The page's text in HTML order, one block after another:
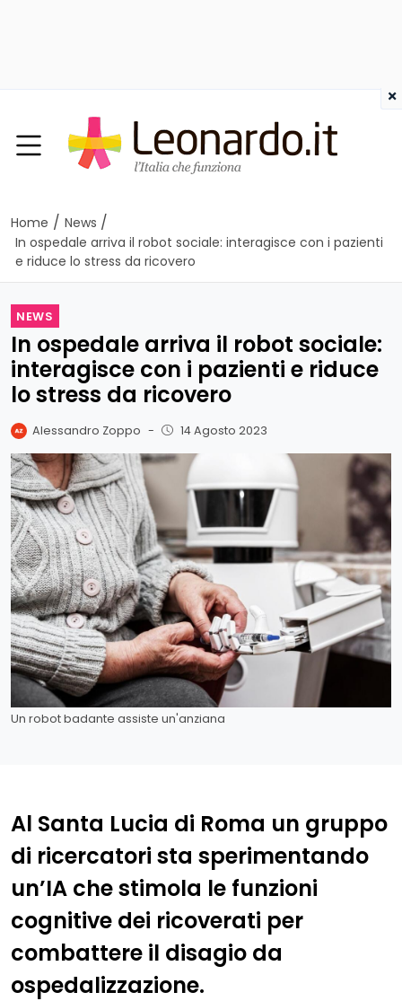
Home / News /
In ospedale arriva il robot sociale: interagisce con i pazienti
e riduce lo stress da ricovero
NEWS
In ospedale arriva il robot sociale:
interagisce con i pazienti e riduce
lo stress da ricovero
Alessandro Zoppo - 14 Agosto 2023
Un robot badante assiste un'anziana
Al Santa Lucia di Roma un gruppo
di ricercatori sta sperimentando
un’IA che stimola le funzioni
cognitive dei ricoverati per
combattere il disagio da
ospedalizzazione.
×